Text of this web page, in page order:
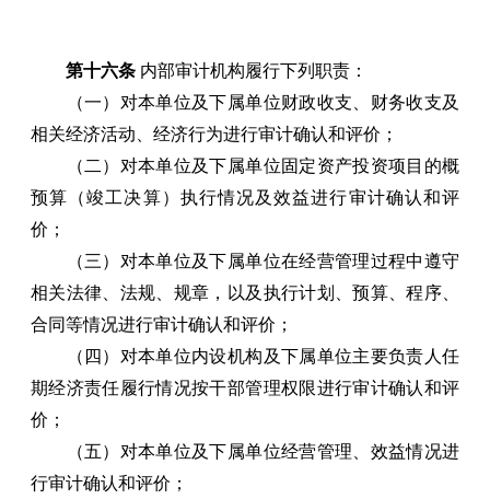
第十六条 内部审计机构履行下列职责：
（一）对本单位及下属单位财政收支、财务收支及
相关经济活动、经济行为进行审计确认和评价；
（二）对本单位及下属单位固定资产投资项目的概
预算（竣工决算）执行情况及效益进行审计确认和评
价；
（三）对本单位及下属单位在经营管理过程中遵守
相关法律、法规、规章，以及执行计划、预算、程序、
合同等情况进行审计确认和评价；
（四）对本单位内设机构及下属单位主要负责人任
期经济责任履行情况按干部管理权限进行审计确认和评
价；
（五）对本单位及下属单位经营管理、效益情况进
行审计确认和评价；